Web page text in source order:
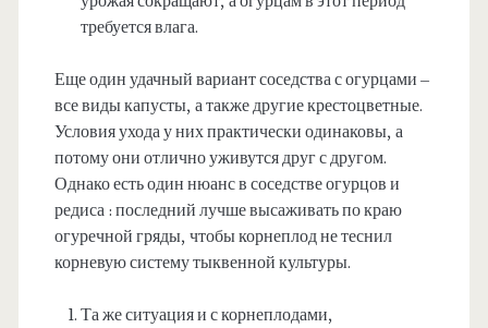
требуется влага.
Еще один удачный вариант соседства с огурцами –
все виды капусты, а также другие крестоцветные.
Условия ухода у них практически одинаковы, а
потому они отлично уживутся друг с другом.
Однако есть один нюанс в соседстве огурцов и
редиса : последний лучше высаживать по краю
огуречной гряды, чтобы корнеплод не теснил
корневую систему тыквенной культуры.
Та же ситуация и с корнеплодами,